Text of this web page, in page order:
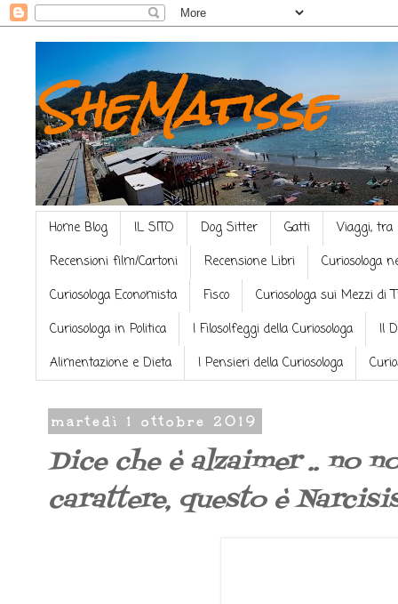
SheMatisse
Home Blog IL SITO Dog Sitter Gatti
Viaggi, tra
Recensioni film/Cartoni
Recensione Libri
Curiosologa
Curiosologa Economista
Fisco
Curiosologa sui Mezzi di
Curiosologa in Politica
I Filosolfeggi della Curiosologa
Il
Alimentazione e Dieta
I Pensieri della Curiosologa
martedì 1 ottobre 2019
Dice che è alzaimer .. no
carattere, questo è